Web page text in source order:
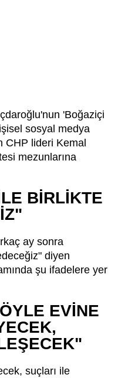
'Boğaziçi
sosyal medya
CHP lideri Kemal
mezunlarına
BİRLİKTE
ay sonra
diyen
şu ifadelere yer
EVİNE
suçları ile